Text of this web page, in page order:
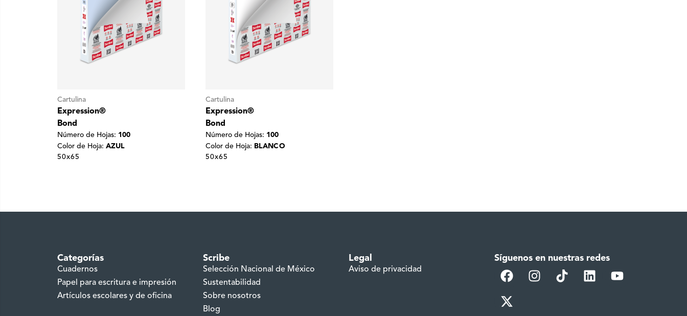
Cartulina
Expression®
Bond
Número de Hojas: 100
Color de Hoja: AZUL
50x65
Cartulina
Expression®
Bond
Número de Hojas: 100
Color de Hoja: BLANCO
50x65
Categorías
Cuadernos
Papel para escritura e impresión
Artículos escolares y de oficina
Scribe
Selección Nacional de México
Sustentabilidad
Sobre nosotros
Blog
Legal
Aviso de privacidad
Síguenos en nuestras redes